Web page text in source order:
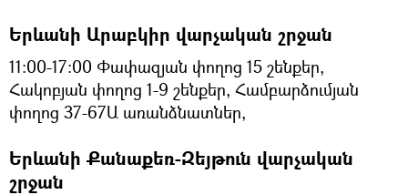
Երևանի Արաբկիր վարչական շրջան
11:00-17:00 Փափազյան փողոց 15 շենքեր,
Հակոբյան փողոց 1-9 շենքեր, Համբարձումյան
փողոց 37-67Ա առանձնատներ,
Երևանի Քանաքեռ-Զեյթուն վարչական
շրջան